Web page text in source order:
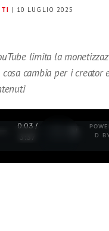
| 10 LUGLIO 2025
limita la
cambia per i creator
0:04 /
3:37
D